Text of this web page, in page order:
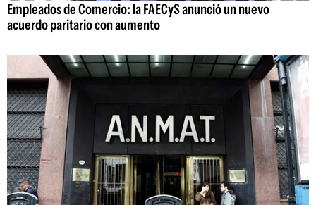
Empleados de Comercio: la FAECyS anunció un nuevo
acuerdo paritario con aumento